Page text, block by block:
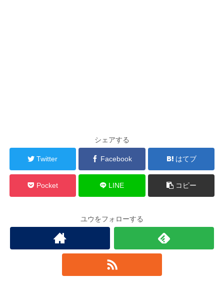
シェアする
Twitter Facebook はてブ
Pocket LINE コピー
ユウをフォローする